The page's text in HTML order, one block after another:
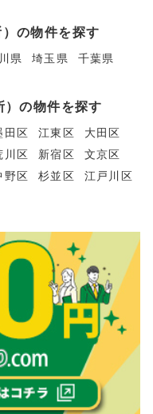
の物件を探す
県 埼玉県 千葉県
の物件を探す
田区 江東区
大田区
川区 新宿区
文京区
野区 杉並区
江戸川区